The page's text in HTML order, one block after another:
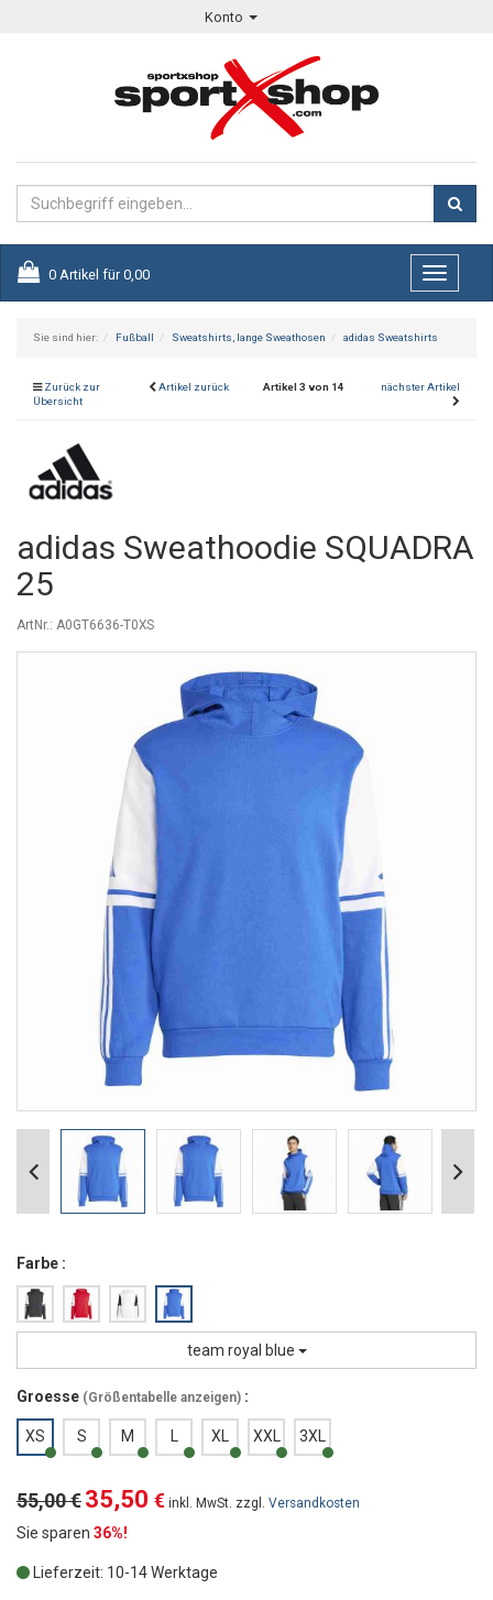
Konto
0 Artikel für 0,00
Toggle
Sie sind hier: Fußball Sweatshirts, lange Sweathosen adidas Sweatshirts
Zurück zur
Übersicht
Artikel zurück Artikel 3 von 14 nächster Artikel
adidas Sweathoodie SQUADRA
25
ArtNr.: A0GT6636-T0XS
Farbe :
team royal blue
Groesse (Größentabelle anzeigen) :
XS S M XL XXL 3XL
55,00 €35,50 € inkl. MwSt. zzgl. Versandkosten
Sie sparen 36%!
Lieferzeit: 10-14 Werktage